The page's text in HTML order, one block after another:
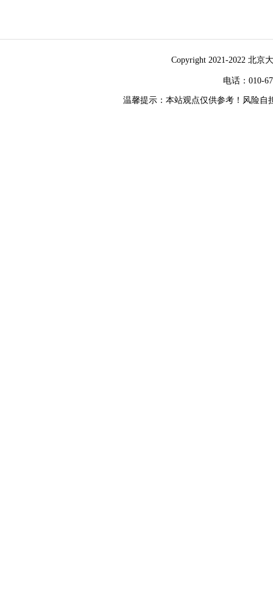
Copyright 2021-2022 北京
电话：010-
温馨提示：本站观点仅供参考！风险自